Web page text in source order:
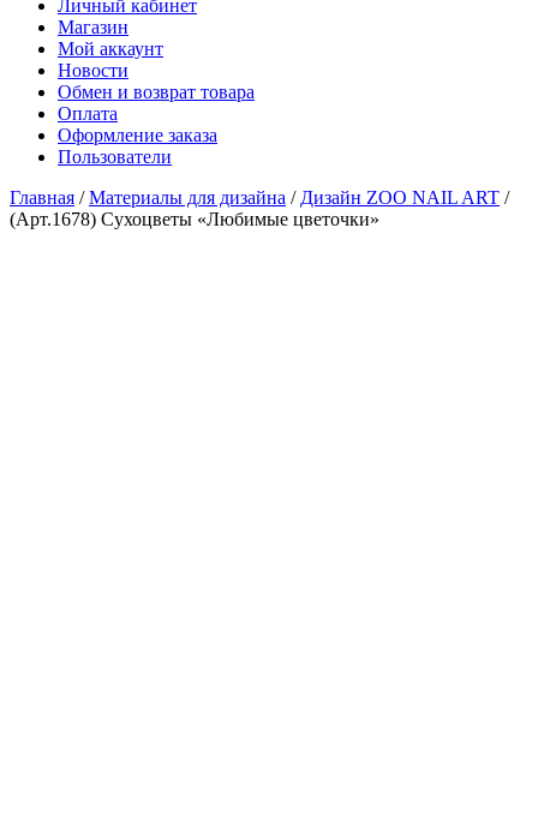
Личный кабинет
Магазин
Мой аккаунт
Новости
Обмен и возврат товара
Оплата
Оформление заказа
Пользователи
Главная /Материалы для дизайна / Дизайн ZOO NAIL ART /
(Арт.1678) Сухоцветы «Любимые цветочки»